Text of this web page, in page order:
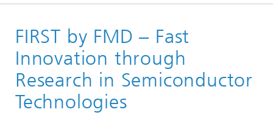
News & Veranstaltungen
Messen, Konferenzen, Veranstaltungen
FIRST by FMD – Fast
Innovation through
Research in Semiconductor
Technologies